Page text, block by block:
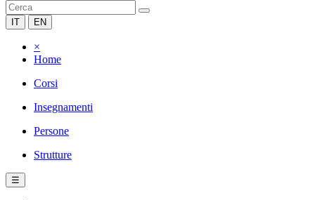
IT EN
×
Home
Corsi
Insegnamenti
Persone
Strutture
☰